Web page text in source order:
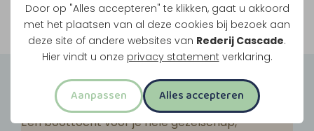
Door op "Alles accepteren" te klikken, gaat u akkoord
met het plaatsen van al deze cookies bij bezoek aan
deze site of andere websites van Rederij Cascade.
Hier vindt u onze privacy statement verklaring.
Aanpassen Alles accepteren
Bekijk onze rondvaarten
Groepsuitjes
Een boottocht voor je hele gezelschap,